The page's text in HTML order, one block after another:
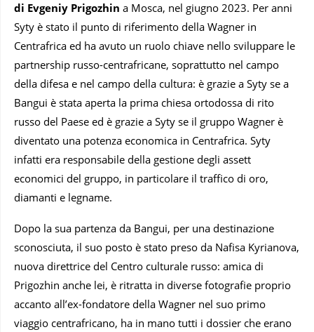
di Evgeniy Prigozhin a Mosca, nel giugno 2023. Per anni
Syty è stato il punto di riferimento della Wagner in
Centrafrica ed ha avuto un ruolo chiave nello sviluppare le
partnership russo-centrafricane, soprattutto nel campo
della difesa e nel campo della cultura: è grazie a Syty se a
Bangui è stata aperta la prima chiesa ortodossa di rito
russo del Paese ed è grazie a Syty se il gruppo Wagner è
diventato una potenza economica in Centrafrica. Syty
infatti era responsabile della gestione degli assett
economici del gruppo, in particolare il traffico di oro,
diamanti e legname.
Dopo la sua partenza da Bangui, per una destinazione
sconosciuta, il suo posto è stato preso da Nafisa Kyrianova,
nuova direttrice del Centro culturale russo: amica di
Prigozhin anche lei, è ritratta in diverse fotografie proprio
accanto all’ex-fondatore della Wagner nel suo primo
viaggio centrafricano, ha in mano tutti i dossier che erano